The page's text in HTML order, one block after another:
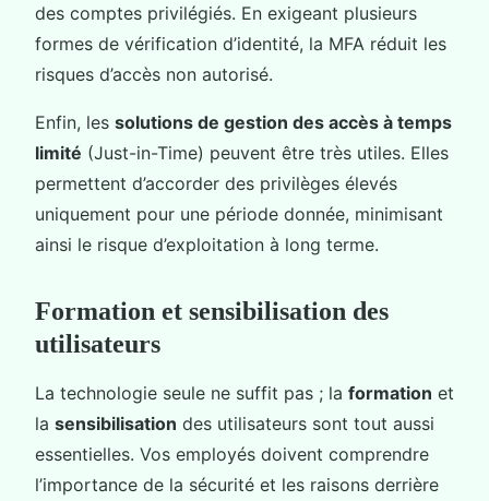
des comptes privilégiés. En exigeant plusieurs
formes de vérification d’identité, la MFA réduit les
risques d’accès non autorisé.
Enfin, les solutions de gestion des accès à temps
limité (Just-in-Time) peuvent être très utiles. Elles
permettent d’accorder des privilèges élevés
uniquement pour une période donnée, minimisant
ainsi le risque d’exploitation à long terme.
Formation et sensibilisation des
utilisateurs
La technologie seule ne suffit pas ; la formation et
la sensibilisation des utilisateurs sont tout aussi
essentielles. Vos employés doivent comprendre
l’importance de la sécurité et les raisons derrière